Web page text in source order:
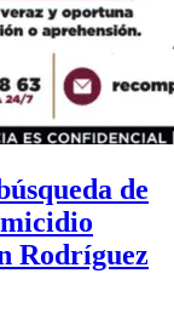
de
Rodríguez